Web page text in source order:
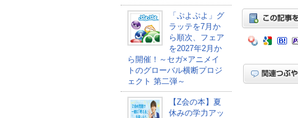
「ぷよぷよ」グ
ラッテを7月か
ら順次、フェア
を2027年2月か
ら開催！～セガ×アニメイ
トのグローバル横断プロジ
ェクト 第二弾～
【Z会の本】夏
休みの学力アッ